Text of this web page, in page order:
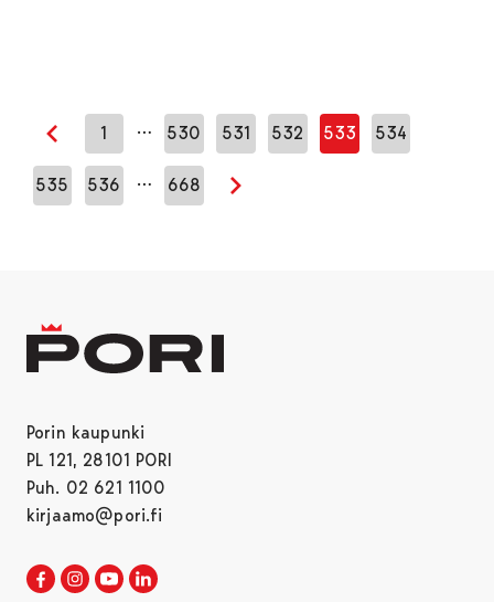
Edellinen sivu
1 … 530 531 532 533 534
535 536 … 668
Seuraava sivu
Porin kaupunki
PL 121, 28101 PORI
Puh. 02 621 1100
kirjaamo@pori.fi
Porin kaupunki Facebookissa
Avautuu uudessa välilehdessä
Porin kaupunki Instagramissa
Avautuu uudessa välilehdessä
Porin kaupunki Youtubessa
Avautuu uudessa välilehdessä